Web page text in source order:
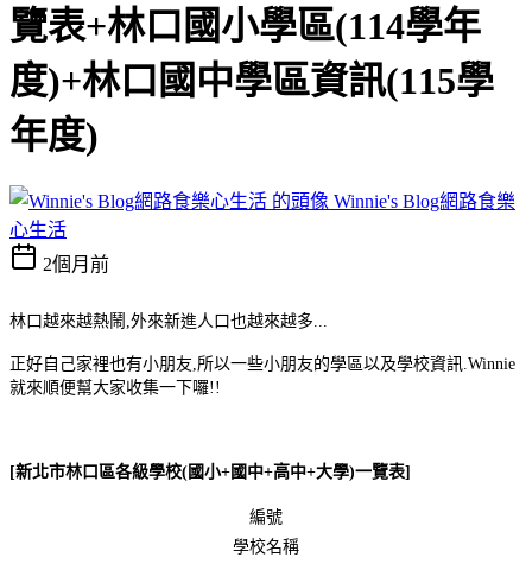
覽表+林口國小學區(114學年
度)+林口國中學區資訊(115學
年度)
Winnie's Blog網路食樂
心生活
2個月前
林口越來越熱鬧,外來新進人口也越來越多...
正好自己家裡也有小朋友,所以一些小朋友的學區以及學校資訊.Winnie
就來順便幫大家收集一下囉!!
[新北市林口區各級學校(國小+國中+高中+大學)一覽表]
編號
學校名稱